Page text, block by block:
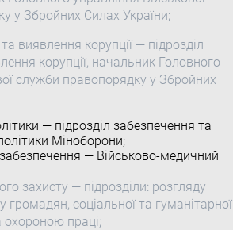
у Збройних Силах України;
виявлення корупції — підрозділ
корупції, начальник Головного
служби правопорядку у Збройних
— підрозділ забезпечення та
Міноборони;
— Військово-медичний
захисту — підрозділи: розгляду
соціальної та гуманітарної
охороною праці;